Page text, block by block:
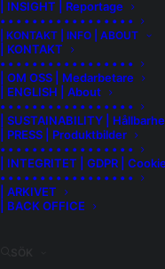
| INSIGHT | Reportage
• • • • • • • • • • • • • • • • •
| KONTAKT | INFO | ABOUT
| KONTAKT
• • • • • • • • • • • • • • • • •
| OM OSS | Medarbetare
| ENGLISH | About
• • • • • • • • • • • • • • • • •
| SUSTAINABILITY |
| PRESS | Produktbilder
• • • • • • • • • • • • • • • • •
| INTEGRITET | GDPR |
• • • • • • • • • • • • • • • • •
| ARKIVET
| BACK OFFICE
SMALL